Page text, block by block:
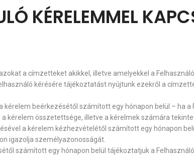
KÉRELEMMEL
a címzetteket akikkel, illetve amelyekkel a
kérésére tájékoztatást nyújtunk ezekről a
beérkezésétől számított egy hónapon belül – ha a
kérelem összetettsége, illetve a kérelmek számára
a kérelem kézhezvételétől számított egy hónapon
igazolja személyazonosságát.
számított egy hónapon belül tájékoztatjuk a